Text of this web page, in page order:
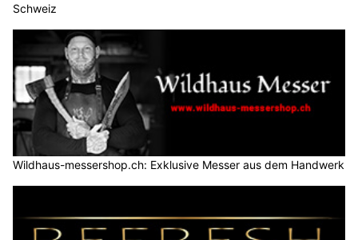
Schweiz
Wildhaus-messershop.ch: Exklusive Messer aus dem Handwerk